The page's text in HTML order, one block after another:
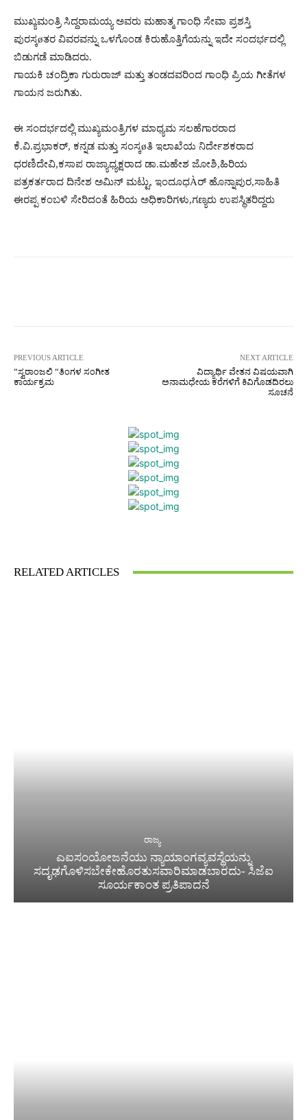
ಮುಖ್ಯಮಂತ್ರಿ ಸಿದ್ದರಾಮಯ್ಯ ಅವರು ಮಹಾತ್ಮ ಗಾಂಧಿ ಸೇವಾ ಪ್ರಶಸ್ತಿ
ಪುರಸ್ಕøತರ ವಿವರವನ್ನು ಒಳಗೊಂಡ ಕಿರುಹೊತ್ತಿಗೆಯನ್ನು ಇದೇ ಸಂದರ್ಭದಲ್ಲಿ
ಬಿಡುಗಡೆ ಮಾಡಿದರು.
ಗಾಯಕಿ ಚಂದ್ರಿಕಾ ಗುರುರಾಜ್ ಮತ್ತು ತಂಡದವರಿಂದ ಗಾಂಧಿ ಪ್ರಿಯ ಗೀತೆಗಳ
ಗಾಯನ ಜರುಗಿತು.
ಈ ಸಂದರ್ಭದಲ್ಲಿ ಮುಖ್ಯಮಂತ್ರಿಗಳ ಮಾಧ್ಯಮ ಸಲಹೆಗಾರರಾದ
ಕೆ.ವಿ.ಪ್ರಭಾಕರ್, ಕನ್ನಡ ಮತ್ತು ಸಂಸ್ಕøತಿ ಇಲಾಖೆಯ ನಿರ್ದೇಶಕರಾದ
ಧರಣಿದೇವಿ,ಕಸಾಪ ರಾಜ್ಯಾಧ್ಯಕ್ಷರಾದ ಡಾ.ಮಹೇಶ ಜೋಶಿ,ಹಿರಿಯ
ಪತ್ರಕರ್ತರಾದ ದಿನೇಶ ಅಮಿನ್ ಮಟ್ಟು, ಇಂದೂಧÀರ್ ಹೊನ್ನಾಪುರ,ಸಾಹಿತಿ
ಈರಪ್ಪ ಕಂಬಳಿ ಸೇರಿದಂತೆ ಹಿರಿಯ ಅಧಿಕಾರಿಗಳು,ಗಣ್ಯರು ಉಪಸ್ಥಿತರಿದ್ದರು
PREVIOUS ARTICLE
“ಸ್ವರಾಂಜಲಿ “ತಿಂಗಳ ಸಂಗೀತ
ಕಾರ್ಯಕ್ರಮ
NEXT ARTICLE
ವಿದ್ಯಾರ್ಥಿ ವೇತನ ವಿಷಯವಾಗಿ
ಅನಾಮಧೇಯ ಕರೆಗಳಿಗೆ ಕಿವಿಗೊಡದಿರಲು
ಸೂಚನೆ
RELATED ARTICLES
ರಾಜ್ಯ
ಎಐಸಂಯೋಜನೆಯು ನ್ಯಾಯಾಂಗವ್ಯವಸ್ಥೆಯನ್ನು
ಸದೃಢಗೊಳಿಸಬೇಕೇಹೊರತುಸವಾರಿಮಾಡಬಾರದು- ಸಿಜೆಐ
ಸೂರ್ಯಕಾಂತ ಪ್ರತಿಪಾದನೆ